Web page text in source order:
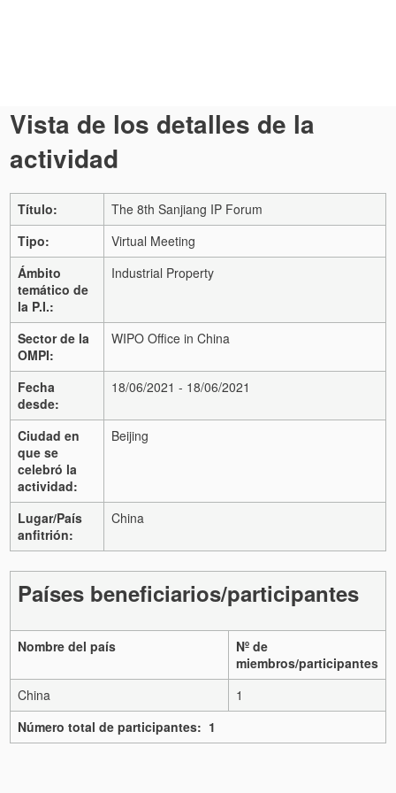
Vista de los detalles de la
actividad
Título:
The 8th Sanjiang IP Forum
Tipo:
Virtual Meeting
Ámbito
temático de
la P.I.:
Industrial Property
Sector de la
OMPI:
WIPO Office in China
Fecha
desde:
18/06/2021 - 18/06/2021
Ciudad en
que se
celebró la
actividad:
Beijing
Lugar/País
anfitrión:
China
Países beneficiarios/participantes
Nombre del país
Nº de
miembros/participantes
China
1
Número total de participantes: 1